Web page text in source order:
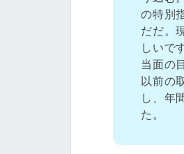
の特別
だだ。
しいで
当面の
以前の
し、年
た。